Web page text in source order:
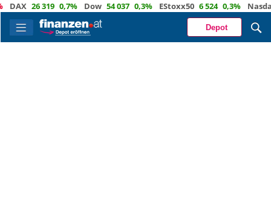
26 319 0,7% Dow 54 037 0,3% EStoxx50 6 524 0,3% Nasdaq 29
Depot